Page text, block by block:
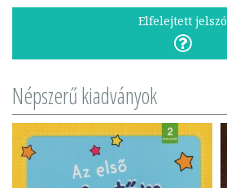
Elfelejtett jelszó
Népszerű kiadványok